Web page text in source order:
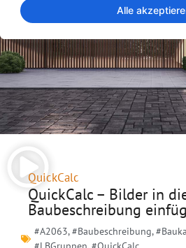
Alle
QuickCalc
QuickCalc – Bilder in
Baubeschreibung
#A2063,#Baubeschreibung,